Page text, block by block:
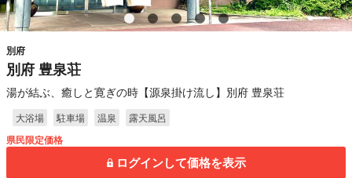
別府
別府 豊泉荘
湯が結ぶ、癒しと寛ぎの時【源泉掛け流し】別府 豊泉荘
大浴場 駐車場 温泉 露天風呂
県民限定価格
ログインして価格を表示